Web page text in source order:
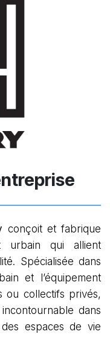
conçoit et fabrique
urbain qui allient
Spécialisée dans
et l’équipement
ou collectifs privés,
dans
des espaces de vie